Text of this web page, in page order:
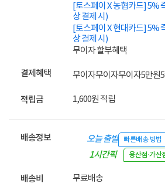
[토스페이 X 농협카드] 5%
상 결제 시)
[토스페이 X 현대카드] 5%
상 결제 시)
무이자 할부혜택
결제혜택 무이자무이자무이자5만원
적립금 1,600원 적립
배송정보 오늘 출발 빠른배송 방법
1시간픽
용산점·가산
배송비 무료배송